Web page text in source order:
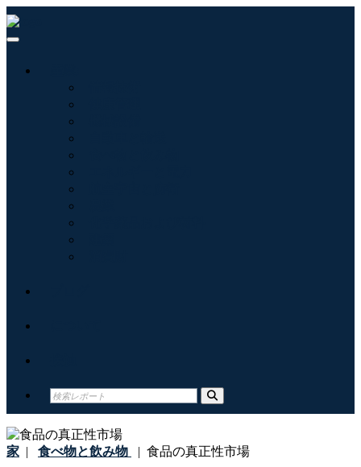
家 | 食べ物と飲み物 | 食品の真正性市場